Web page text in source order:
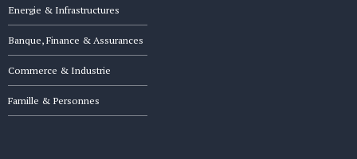
Energie & Infrastructures
Banque, Finance & Assurances
Commerce & Industrie
Famille & Personnes